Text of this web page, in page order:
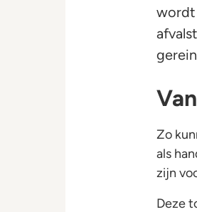
wordt
Zo
als
zijn
Deze